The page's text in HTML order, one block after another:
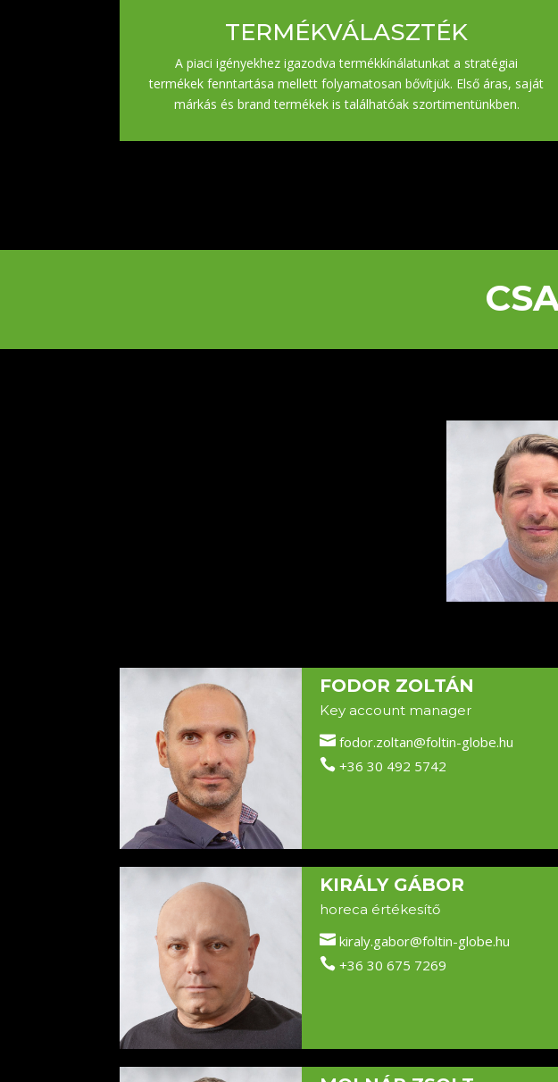
TERMÉKVÁLASZTÉK
A piaci igényekhez igazodva termékkínálatunkat a stratégiai
termékek fenntartása mellett folyamatosan bővítjük. Első áras, saját
márkás és brand termékek is találhatóak szortimentünkben.
FODOR ZOLTÁN
Key account manager
 fodor.zoltan@foltin-globe.hu
 +36 30 492 5742
KIRÁLY GÁBOR
horeca értékesítő
 kiraly.gabor@foltin-globe.hu
 +36 30 675 7269